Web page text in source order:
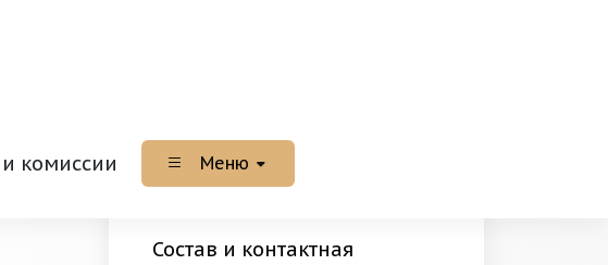
комиссии Меню
Состав и контактная